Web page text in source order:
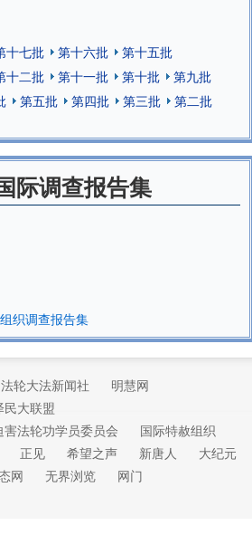
十七批 第十六批
第十五批
十二批 第十一批 第十批
第九批
第五批 第四批 第三批
第二批
际调查报告集
织调查报告集
法轮大法新闻社
明慧网
民大联盟
法轮功学员委员会
国际特赦组织
正见 希望之声 新唐人
大纪元
网 无界浏览
网门